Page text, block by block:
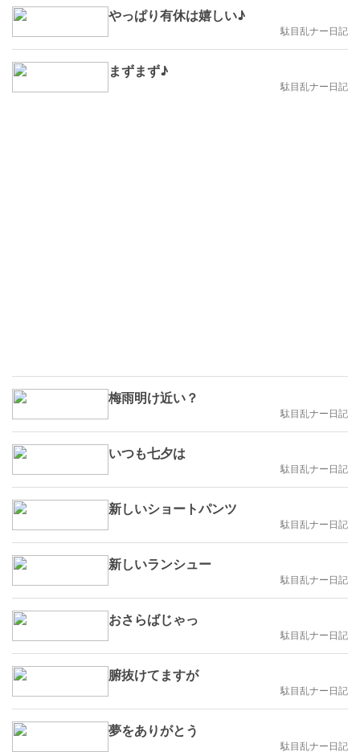
やっぱり有休は嬉しい♪
駄目乱ナー日記
まずまず♪
駄目乱ナー日記
梅雨明け近い？
駄目乱ナー日記
いつも七夕は
駄目乱ナー日記
新しいショートパンツ
駄目乱ナー日記
新しいランシュー
駄目乱ナー日記
おさらばじゃっ
駄目乱ナー日記
腑抜けてますが
駄目乱ナー日記
夢をありがとう
駄目乱ナー日記